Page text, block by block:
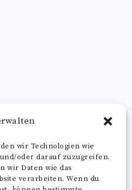
wir Technologien wie
oder darauf zuzugreifen.
wir Daten wie das
verarbeiten. Wenn du